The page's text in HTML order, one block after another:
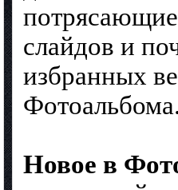
слайдов и
избранных
Новое в